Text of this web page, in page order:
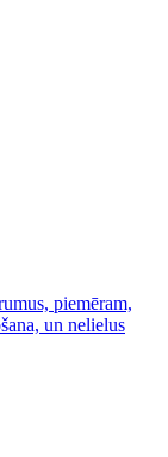
piemēram,
un nelielus